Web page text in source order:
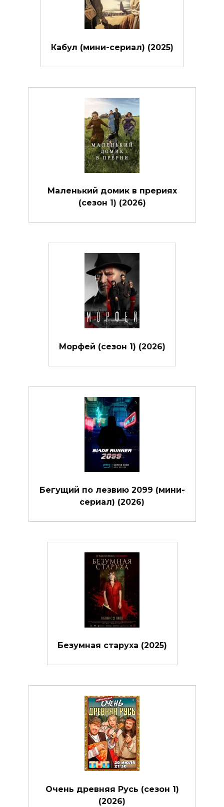
Кабул (мини-сериал) (2025)
Маленький домик в прериях
(сезон 1) (2026)
Морфей (сезон 1) (2026)
Бегущий по лезвию 2099 (мини-
сериал) (2026)
Безумная старуха (2025)
Очень древняя Русь (сезон 1)
(2026)